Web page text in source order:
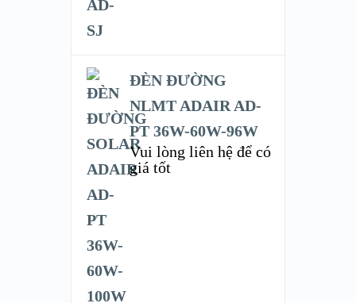
ĐÈN ĐƯỜNG
NLMT ADAIR AD-
PT 36W-60W-96W
Vui lòng liên hệ để có
giá tốt